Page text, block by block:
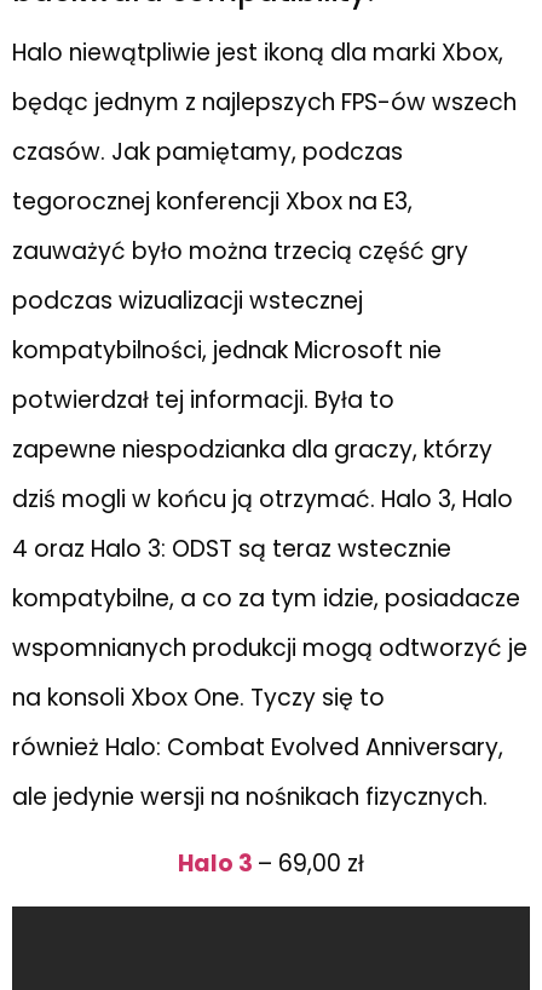
Halo niewątpliwie jest ikoną dla marki Xbox,
będąc jednym z najlepszych FPS-ów wszech
czasów. Jak pamiętamy, podczas
tegorocznej konferencji Xbox na E3,
zauważyć było można trzecią część gry
podczas wizualizacji wstecznej
kompatybilności, jednak Microsoft nie
potwierdzał tej informacji. Była to
zapewne niespodzianka dla graczy, którzy
dziś mogli w końcu ją otrzymać. Halo 3, Halo
4 oraz Halo 3: ODST są teraz wstecznie
kompatybilne, a co za tym idzie, posiadacze
wspomnianych produkcji mogą odtworzyć je
na konsoli Xbox One. Tyczy się to
również Halo: Combat Evolved Anniversary,
ale jedynie wersji na nośnikach fizycznych.
Halo 3 – 69,00 zł